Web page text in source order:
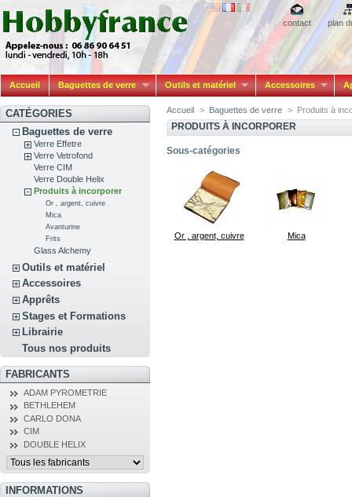
contact plan
Accueil Baguettes de verre Outils et matériel Accessoires
CATÉGORIES
Baguettes de verre
Verre Effetre
Verre Vetrofond
Verre CIM
Verre Double Helix
Produits à incorporer
Or , argent, cuivre
Mica
Avanturine
Frits
Glass Alchemy
Outils et matériel
Accessoires
Apprêts
Stages et Formations
Librairie
Tous nos produits
FABRICANTS
ADAM PYROMETRIE
BETHLEHEM
CARLO DONA
CIM
DOUBLE HELIX
INFORMATIONS
Accueil > Baguettes de verre > Produits à
PRODUITS À INCORPORER
Sous-catégories
Or , argent, cuivre Mica